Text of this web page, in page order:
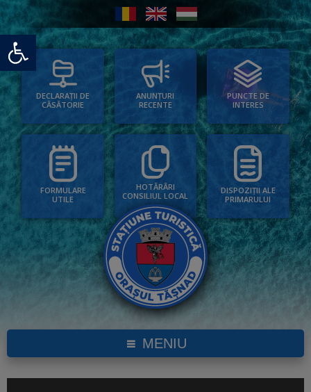
Deschide bara de unelte
DECLARAȚII DE
CĂSĂTORIE
ANUNȚURI
RECENTE
PUNCTE DE
INTERES
FORMULARE
UTILE
HOTĂRÂRI
CONSILIUL LOCAL
DISPOZIȚII ALE
PRIMARULUI
MENIU